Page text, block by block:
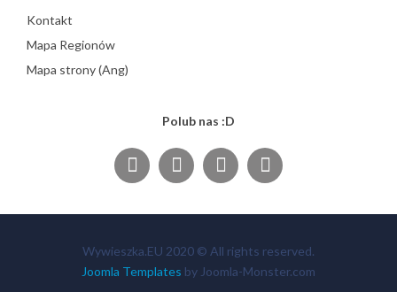
Kontakt
Mapa Regionów
Mapa strony (Ang)
Polub nas :D
Wywieszka.EU 2020 © All rights reserved.
Joomla Templates by Joomla-Monster.com